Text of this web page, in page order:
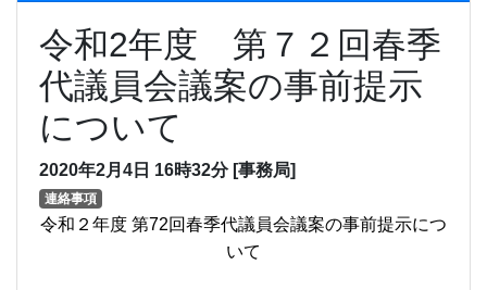
令和2年度 第７２回春季
代議員会議案の事前提示
について
2020年2月4日 16時32分 [事務局]
連絡事項
令和２年度 第72回春季代議員会議案の事前提示につ
いて